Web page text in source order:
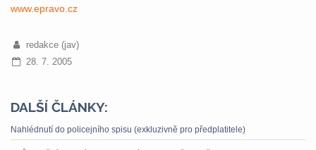
www.epravo.cz
redakce (jav)
28. 7. 2005
DALŠÍ ČLÁNKY:
Nahlédnutí do policejního spisu (exkluzivně pro předplatitele)